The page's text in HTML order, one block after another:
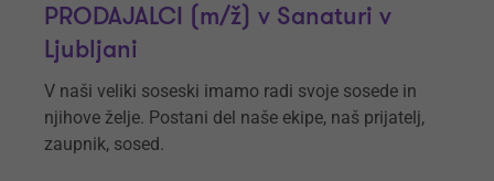
PRODAJALCI (m/ž) v Sanaturi v
Ljubljani
V naši veliki soseski imamo radi svoje sosede in
njihove želje. Postani del naše ekipe, naš prijatelj,
zaupnik, sosed.